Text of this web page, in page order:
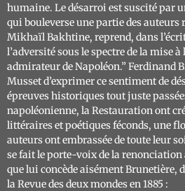
humaine. Le désarroi est suscité par
qui bouleverse une partie des
Mikhaïl Bakhtine, reprend, dans
l’adversité sous le spectre de la mise à
admirateur de Napoléon.” Ferdinand
Musset d’exprimer ce sentiment de
épreuves historiques tout juste
napoléonienne, la Restauration ont
littéraires et poétiques féconds, une
auteurs ont embrassée de toute leur
se fait le porte-voix de la renonciation
que lui concède aisément Brunetière,
la Revue des deux mondesen 1885 :